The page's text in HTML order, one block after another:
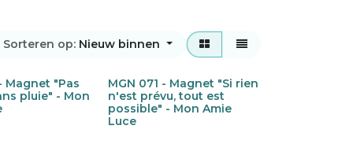
Sorteren op: Nieuw binnen
Magnet "Pas
pluie" - Mon
Nieuw!
MGN 071 - Magnet "Si rien
n'est prévu, tout est
possible" - Mon Amie
Luce